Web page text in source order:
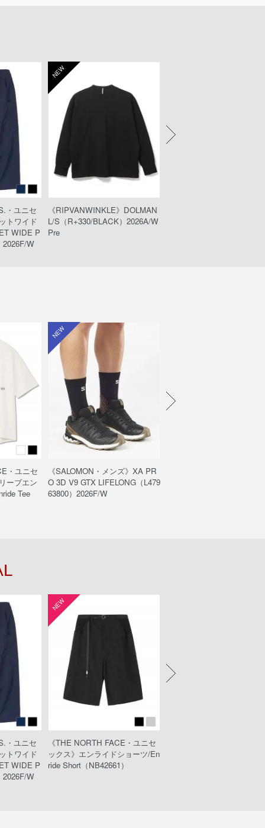
・ユニセ
トワイド
WIDE P
2026F/W
NEW
《RIPVANWINKLE》DOLMAN
L/S（R+330/BLACK）2026A/W
Pre
・ユニセ
ーブエン
Tee
NEW
《SALOMON・メンズ》XA PR
O 3D V9 GTX LIFELONG（L479
63800）2026F/W
・ユニセ
トワイド
WIDE P
2026F/W
NEW
《THE NORTH FACE・ユニセ
ックス》エンライドショーツ/En
ride Short（NB42661）